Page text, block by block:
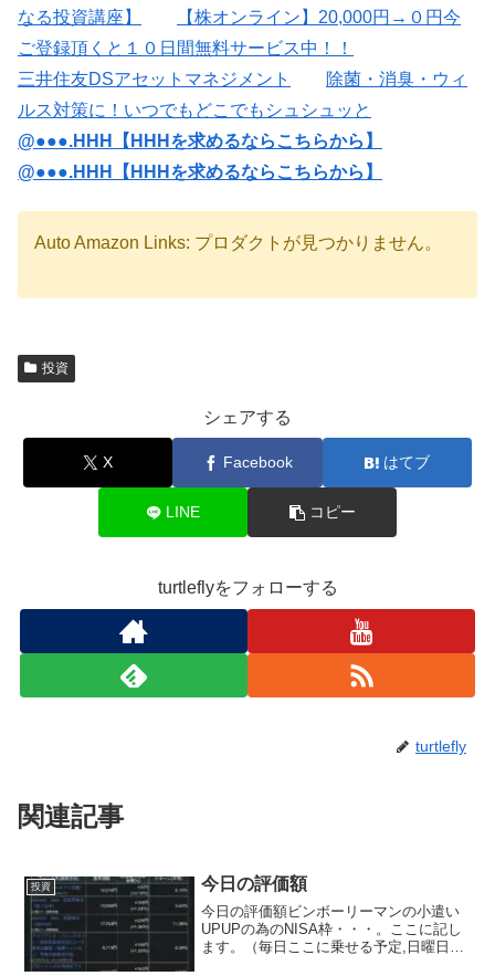
なる投資講座】
【株オンライン】20,000円→０円今
ご登録頂くと１０日間無料サービス中！！
三井住友DSアセットマネジメント
除菌・消臭・ウィ
ルス対策に！いつでもどこでもシュシュッと
@●●●.HHH【HHHを求めるならこちらから】
@●●●.HHH【HHHを求めるならこちらから】
Auto Amazon Links: プロダクトが見つかりません。
投資
シェアする
X Facebook はてブ
LINE コピー
turtleflyをフォローする
turtlefly
関連記事
投資 今日の評価額
今日の評価額ビンボーリーマンの小遣い
UPUPの為のNISA枠・・・。ここに記し
ます。（毎日ここに乗せる予定,日曜日と